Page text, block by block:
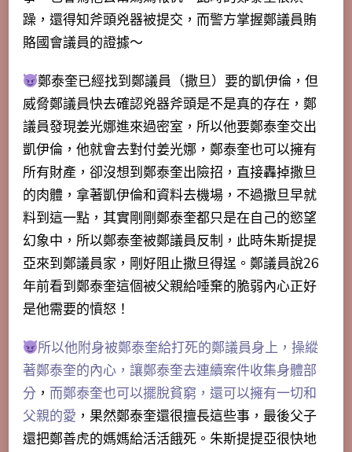
躁，還得知斧頭兇器被提交，而警方掌握鄭議員賄
賂國會議員的證據～
鄭泰奎已經找到鄭議員（撒旦）要的凱伊倫，但
威脅鄭議員快去確認兇器斧頭是不是真的存在，鄭
議員發現姜光娜進來過密室，所以他要鄭泰奎交出
凱伊倫，他就會去對付姜光娜，鄭泰奎也可以擁有
所有財產，卻沒想到鄭泰奎出險招，直接轟掉撒旦
的肉體，拿著凱伊倫和資料去機場，不過撒旦早就
料到這一點， 其實剛剛鄭泰奎都只是在自己的慾望
幻象中，所以鄭泰奎被鄭議員反制，此時朱斯提提
亞來到鄭議員家，剛好阻止撒旦得逞。鄭議員說26
年前看到鄭泰奎這個被父親給唾棄的脆弱內心正好
是他需要的憤怒！
所以他附身被鄭泰奎給打死的鄭議員身上，操縱
著鄭泰奎的內心，讓鄭泰奎去連續案件收集身體部
分 ， 而鄭泰奎也可以擺脫貧窮，還可以擁有一切和
父親的愛 ，果然鄭泰奎還很擅長這些事，最後父子
還把鄭善虎的媽媽給活活餓死。朱斯提提亞很快地